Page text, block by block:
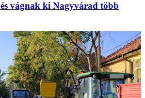
vágnak ki Nagyvárad több